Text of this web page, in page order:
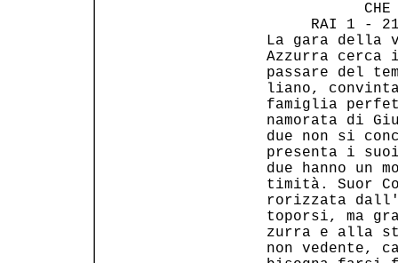
RAI 1 -
La
Azzurra
passare del
liano,
famiglia
namorata di
due non si
presenta i
due hanno un
timità. Suor
rorizzata
toporsi, ma
zurra e alla
non vedente,